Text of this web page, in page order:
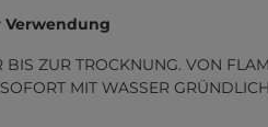
Verwendung
ZUR TROCKNUNG. VON
MIT WASSER